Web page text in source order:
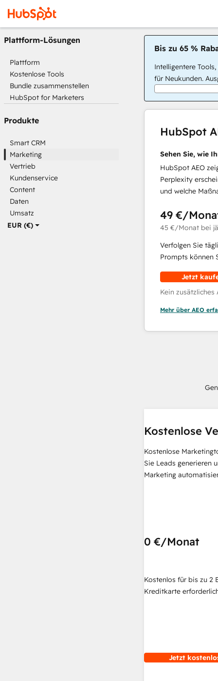
EUR (€)
Plattform-Lösungen
Plattform
Kostenlose Tools
Bundle zusammenstellen
HubSpot for Marketers
Produkte
Smart CRM
Marketing
Vertrieb
Kundenservice
Content
Daten
Umsatz
Bis zu 65 %
Intelligentere
für Neukunden.
HubSpot
Sehen Sie, wie
HubSpot AEO
Perplexity
und welche
49 €/
45 €/Monat bei
Verfolgen Sie
Prompts können
Jetzt
Kein
Mehr über AEO
Kostenlose
Kostenlose
Sie Leads generieren
Marketing
0 €/Monat
Kostenlos für bis zu 2
Kreditkarte
Jetzt